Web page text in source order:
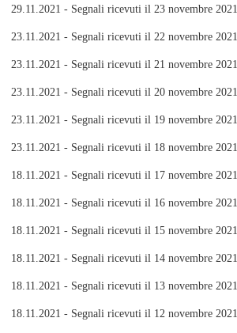
29.11.2021 - Segnali ricevuti il 23 novembre 2021
23.11.2021 - Segnali ricevuti il 22 novembre 2021
23.11.2021 - Segnali ricevuti il 21 novembre 2021
23.11.2021 - Segnali ricevuti il 20 novembre 2021
23.11.2021 - Segnali ricevuti il 19 novembre 2021
23.11.2021 - Segnali ricevuti il 18 novembre 2021
18.11.2021 - Segnali ricevuti il 17 novembre 2021
18.11.2021 - Segnali ricevuti il 16 novembre 2021
18.11.2021 - Segnali ricevuti il 15 novembre 2021
18.11.2021 - Segnali ricevuti il 14 novembre 2021
18.11.2021 - Segnali ricevuti il 13 novembre 2021
18.11.2021 - Segnali ricevuti il 12 novembre 2021